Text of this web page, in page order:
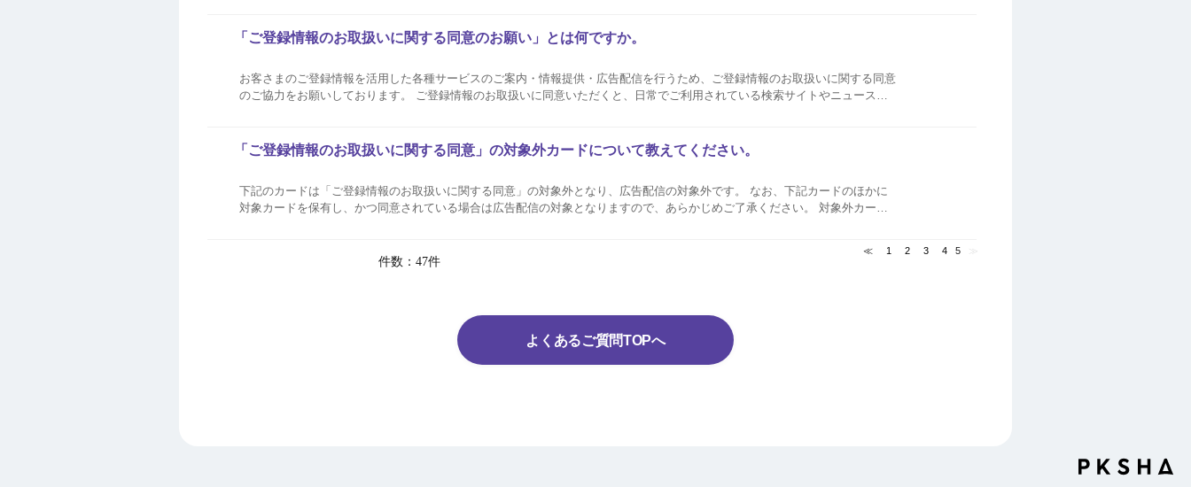
「ご登録情報のお取扱いに関する同意のお願い」とは何ですか。
お客さまのご登録情報を活用した各種サービスのご案内・情報提供・広告配信を行うため、ご登録情報のお取扱いに関する同意
のご協力をお願いしております。 ご登録情報のお取扱いに同意いただくと、日常でご利用されている検索サイトやニュースサ
「ご登録情報のお取扱いに関する同意」の対象外カードについて教えてください。
下記のカードは「ご登録情報のお取扱いに関する同意」の対象外となり、広告配信の対象外です。 なお、下記カードのほかに
対象カードを保有し、かつ同意されている場合は広告配信の対象となりますので、あらかじめご了承ください。 対象外カード
件数：47件
≪ 1 2 3 4 5
よくあるご質問TOPへ